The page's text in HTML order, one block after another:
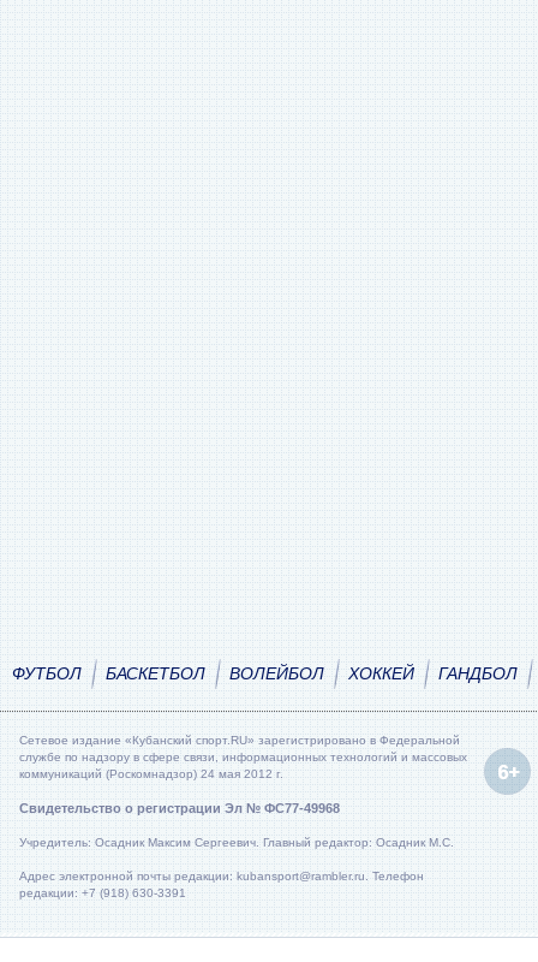
ФУТБОЛ БАСКЕТБОЛ ВОЛЕЙБОЛ ХОККЕЙ ГАНДБОЛ
Сетевое издание «Кубанский спорт.RU» зарегистрировано в Федеральной
службе по надзору в сфере связи, информационных технологий и массовых
коммуникаций (Роскомнадзор) 24 мая 2012 г.
Свидетельство о регистрации Эл № ФС77-49968
Учредитель: Осадник Максим Сергеевич. Главный редактор: Осадник М.С.
Адрес электронной почты редакции: kubansport@rambler.ru. Телефон
редакции: +7 (918) 630-3391